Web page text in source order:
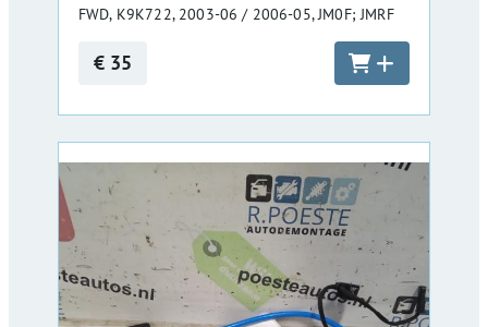
FWD, K9K722, 2003-06 / 2006-05, JM0F; JMRF
€ 35